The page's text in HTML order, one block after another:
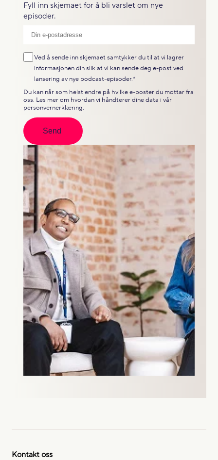
Fyll inn skjemaet for å bli varslet om nye
episoder.
Ved å sende inn skjemaet samtykker du til at vi lagrer
informasjonen din slik at vi kan sende deg e-post ved
lansering av nye podcast-episoder.*
Du kan når som helst endre på hvilke e-poster du mottar fra
oss. Les mer om hvordan vi håndterer dine data i vår
personvernerklæring.
Kontakt oss